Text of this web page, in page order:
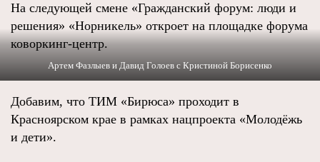
На следующей смене «Гражданский форум: люди и
решения» «Норникель» откроет на площадке форума
коворкинг‑центр.
Артем Фазлыев и Давид Голоев с Кристиной Борисенко
Добавим, что ТИМ «Бирюса» проходит в
Красноярском крае в рамках нацпроекта «Молодёжь
и дети».